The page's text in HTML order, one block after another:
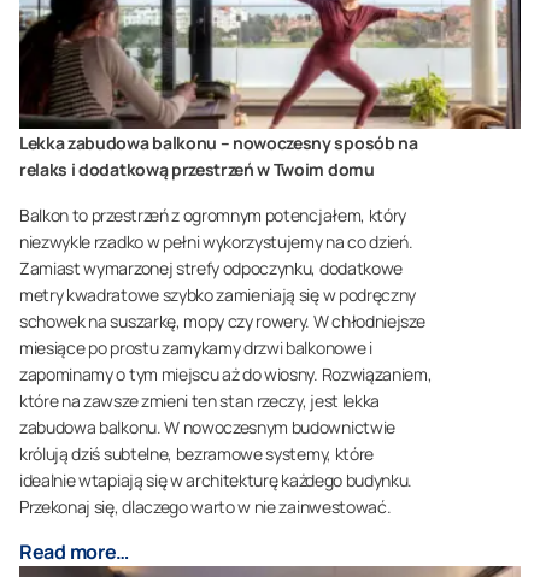
Lekka zabudowa balkonu – nowoczesny sposób na
relaks i dodatkową przestrzeń w Twoim domu
Balkon to przestrzeń z ogromnym potencjałem, który
niezwykle rzadko w pełni wykorzystujemy na co dzień.
Zamiast wymarzonej strefy odpoczynku, dodatkowe
metry kwadratowe szybko zamieniają się w podręczny
schowek na suszarkę, mopy czy rowery. W chłodniejsze
miesiące po prostu zamykamy drzwi balkonowe i
zapominamy o tym miejscu aż do wiosny. Rozwiązaniem,
które na zawsze zmieni ten stan rzeczy, jest lekka
zabudowa balkonu. W nowoczesnym budownictwie
królują dziś subtelne, bezramowe systemy, które
idealnie wtapiają się w architekturę każdego budynku.
Przekonaj się, dlaczego warto w nie zainwestować.
Read more…